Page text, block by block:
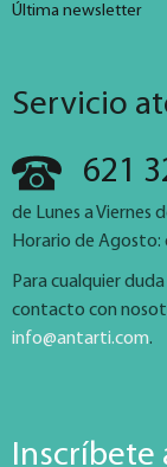
Última newsletter
Servicio
621
de Lunes a Viernes
Horario de Agosto:
Para cualquier
contacto con
info@antarti.com.
Inscríbete